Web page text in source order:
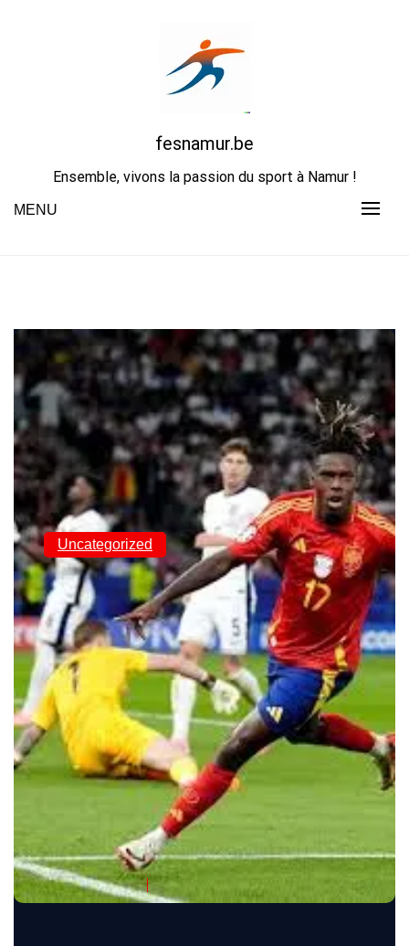
fesnamur.be
Ensemble, vivons la passion du sport à Namur !
MENU
Uncategorized
La Passion du
Football : Un Sport
Universel et
Entraînant en
Belgique
Fesnamur 29 Juillet 2024